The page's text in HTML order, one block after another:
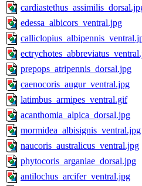
edessa_albicors_ventral.jpg
prepops_atripennis_dorsal.jpg
caenocoris_augur_ventral.jpg
latimbus_armipes_ventral.gif
acanthomia_alpica_dorsal.jpg
mormidea_albisignis_ventral.jpg
naucoris_australicus_ventral.jpg
phytocoris_arganiae_dorsal.jpg
antilochus_arcifer_ventral.jpg